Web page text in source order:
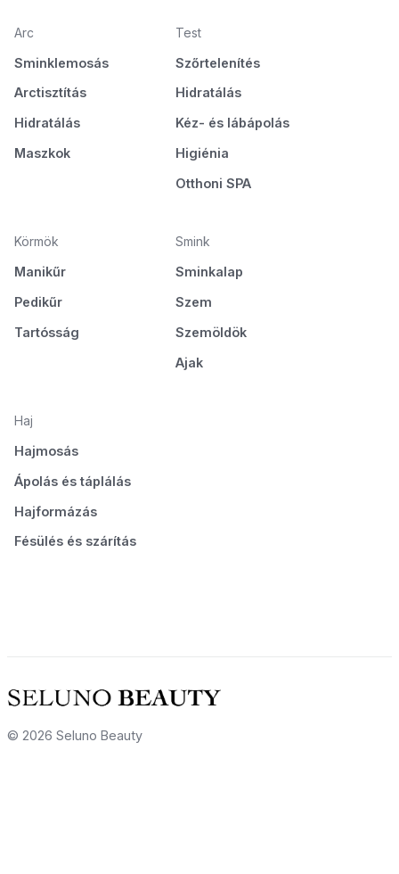
Arc
Sminklemosás
Arctisztítás
Hidratálás
Maszkok
Test
Szőrtelenítés
Hidratálás
Kéz- és lábápolás
Higiénia
Otthoni SPA
Körmök
Manikűr
Pedikűr
Tartósság
Smink
Sminkalap
Szem
Szemöldök
Ajak
Haj
Hajmosás
Ápolás és táplálás
Hajformázás
Fésülés és szárítás
© 2026 Seluno Beauty